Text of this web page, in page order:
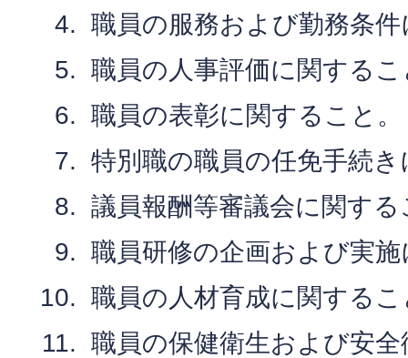
職員の服務および勤務条
職員の人事評価に関するこ
職員の表彰に関すること。
特別職の職員の任免手続
議員報酬等審議会に関する
職員研修の企画および実
職員の人材育成に関するこ
職員の保健衛生および安